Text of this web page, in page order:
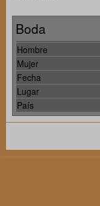
Boda
Hombre
Mujer
Fecha
Lugar
País